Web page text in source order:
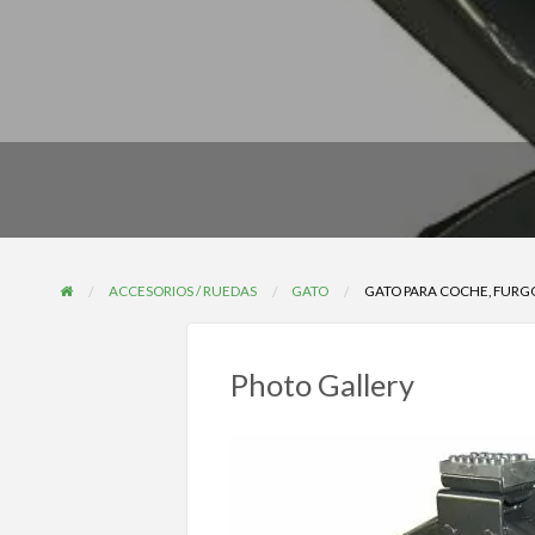
ACCESORIOS / RUEDAS GATO GATO PARA COCHE,
Photo Gallery